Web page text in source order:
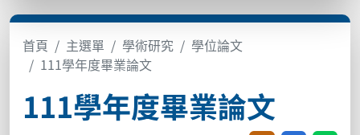
首頁 主選單 學術研究
學位論文
111學年度畢業論文
111學年度畢業論文